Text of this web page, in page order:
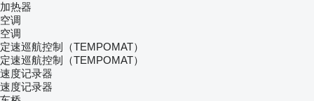
加热器
空调
空调
定速巡航控制（TEMPOMAT）
定速巡航控制（TEMPOMAT）
速度记录器
速度记录器